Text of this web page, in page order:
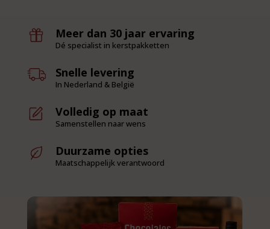
Meer dan 30 jaar ervaring
Dé specialist in kerstpakketten
Snelle levering
In Nederland & België
Volledig op maat
Samenstellen naar wens
Duurzame opties
Maatschappelijk verantwoord